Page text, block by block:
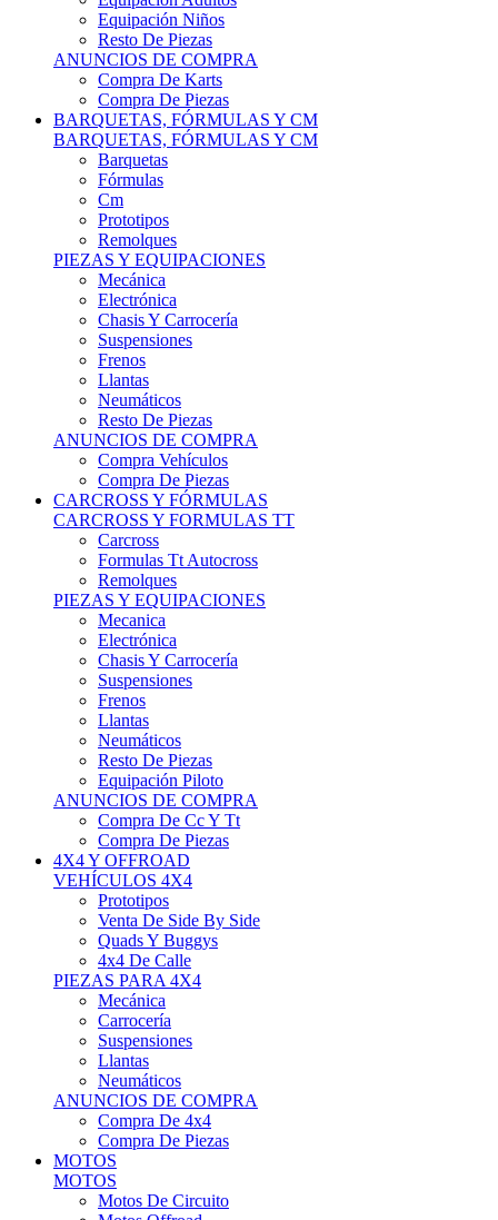
Equipación Niños
Resto De Piezas
ANUNCIOS DE COMPRA
Compra De Karts
Compra De Piezas
BARQUETAS, FÓRMULAS Y CM
BARQUETAS, FÓRMULAS Y CM
Barquetas
Fórmulas
Cm
Prototipos
Remolques
PIEZAS Y EQUIPACIONES
Mecánica
Electrónica
Chasis Y Carrocería
Suspensiones
Frenos
Llantas
Neumáticos
Resto De Piezas
ANUNCIOS DE COMPRA
Compra Vehículos
Compra De Piezas
CARCROSS Y FÓRMULAS
CARCROSS Y FORMULAS TT
Carcross
Formulas Tt Autocross
Remolques
PIEZAS Y EQUIPACIONES
Mecanica
Electrónica
Chasis Y Carrocería
Suspensiones
Frenos
Llantas
Neumáticos
Resto De Piezas
Equipación Piloto
ANUNCIOS DE COMPRA
Compra De Cc Y Tt
Compra De Piezas
4X4 Y OFFROAD
VEHÍCULOS 4X4
Prototipos
Venta De Side By Side
Quads Y Buggys
4x4 De Calle
PIEZAS PARA 4X4
Mecánica
Carrocería
Suspensiones
Llantas
Neumáticos
ANUNCIOS DE COMPRA
Compra De 4x4
Compra De Piezas
MOTOS
MOTOS
Motos De Circuito